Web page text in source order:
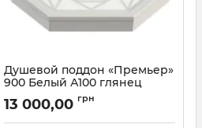
Душевой поддон «Премьер»
900 Белый А100 глянец
Артикул:129A100
13 000,00 грн